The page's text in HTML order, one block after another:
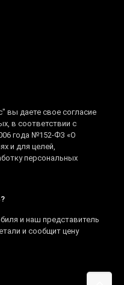
вы даете свое согласие
в соответствии с
года №152-ФЗ «О
и для целей,
персональных
и наш представитель
и сообщит цену